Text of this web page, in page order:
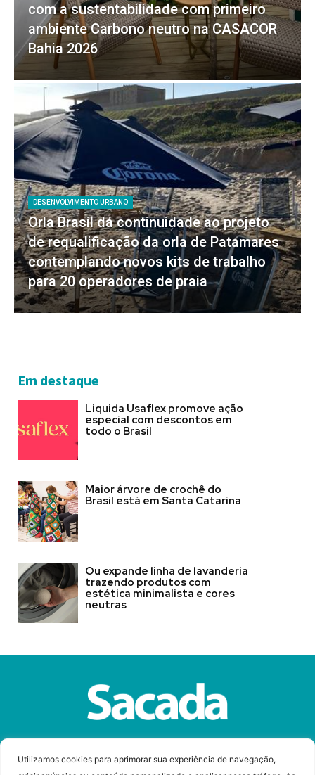
Utilizamos cookies para aprimorar sua experiência de navegação,
com a sustentabilidade com primeiro
ambiente Carbono neutro na CASACOR
Bahia 2026
DESENVOLVIMENTO URBANO
Orla Brasil dá continuidade ao projeto
de requalificação da orla de Patamares
contemplando novos kits de trabalho
para 20 operadores de praia
Em destaque
Liquida Usaflex promove ação
especial com descontos em
todo o Brasil
Maior árvore de crochê do
Brasil está em Santa Catarina
Ou expande linha de lavanderia
trazendo produtos com
estética minimalista e cores
neutras